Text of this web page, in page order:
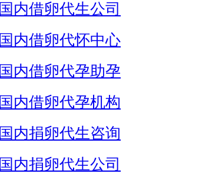
国内借卵代生公司
国内借卵代怀中心
国内借卵代孕助孕
国内借卵代孕机构
国内捐卵代生咨询
国内捐卵代生公司